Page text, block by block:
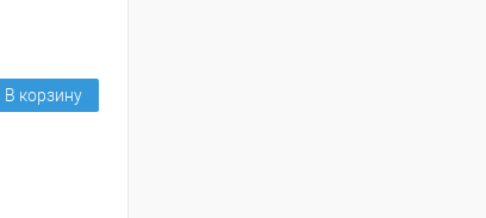
В корзину